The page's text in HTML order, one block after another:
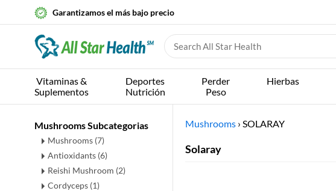
Garantizamos el más bajo precio
Vitaminas &
Suplementos
Deportes
Nutrición
Perder
Peso
Hierbas
Mushrooms Subcategorias
Mushrooms (7)
Antioxidants (6)
Reishi Mushroom (2)
Cordyceps (1)
Mushrooms › SOLARAY
Solaray